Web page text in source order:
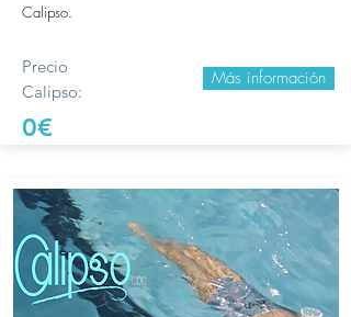
Calipso.
Precio
Calipso:
0€
Más información